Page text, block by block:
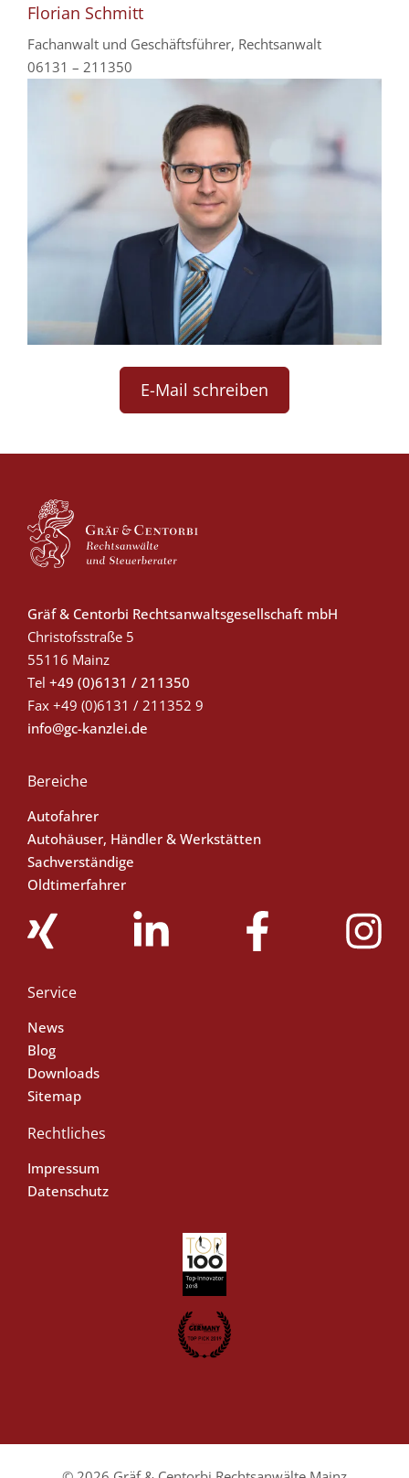
Florian Schmitt
Fachanwalt und Geschäftsführer, Rechtsanwalt
06131 – 211350
E-Mail schreiben
Gräf & Centorbi Rechtsanwaltsgesellschaft mbH
Christofsstraße 5
55116 Mainz
Tel +49 (0)6131 / 211350
Fax +49 (0)6131 / 211352 9
info@gc-kanzlei.de
Bereiche
Autofahrer
Autohäuser, Händler & Werkstätten
Sachverständige
Oldtimerfahrer
Service
News
Blog
Downloads
Sitemap
Rechtliches
Impressum
Datenschutz